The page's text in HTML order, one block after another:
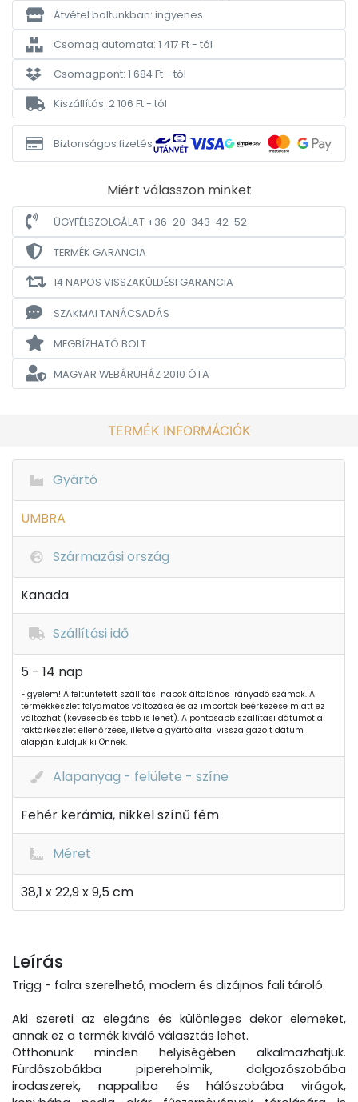
Átvétel boltunkban: ingyenes
Csomag automata: 1 417 Ft - tól
Csomagpont: 1 684 Ft - tól
Kiszállítás: 2 106 Ft - tól
Biztonságos fizetés
Miért válasszon minket
ÜGYFÉLSZOLGÁLAT +36-20-343-42-52
TERMÉK GARANCIA
14 NAPOS VISSZAKÜLDÉSI GARANCIA
SZAKMAI TANÁCSADÁS
MEGBÍZHATÓ BOLT
MAGYAR WEBÁRUHÁZ2010 ÓTA
TERMÉK INFORMÁCIÓK
Gyártó
UMBRA
Származási ország
Kanada
Szállítási idő
5 - 14 nap
Figyelem! A feltüntetett szállítási napok általános irányadó számok. A
termékkészlet folyamatos változása és az importok beérkezése miatt ez
változhat (kevesebb és több is lehet). A pontosabb szállítási dátumot a
raktárkészlet ellenőrzése, illetve a gyártó által visszaigazolt dátum
alapján küldjük ki Önnek.
Alapanyag - felülete - színe
Fehér kerámia, nikkel színű fém
Méret
38,1 x 22,9 x 9,5 cm
Leírás
Trigg - falra szerelhető, modern és dizájnos fali tároló.
Aki szereti az elegáns és különleges dekor elemeket,
annak ez a termék kiváló választás lehet.
Otthonunk minden helyiségében alkalmazhatjuk.
Fürdőszobákba pipereholmik, dolgozószobába
irodaszerek, nappaliba és hálószobába virágok,